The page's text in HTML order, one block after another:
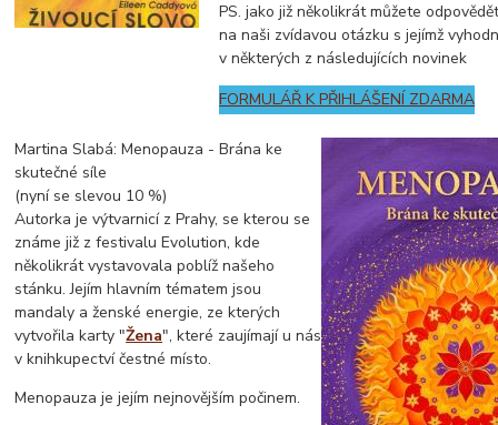
PS. jako již několikrát můžete
na naši zvídavou otázku s jejímž
v některých z následujících novinek
FORMULÁŘ K PŘIHLÁŠENÍ ZDARMA
Martina Slabá: Menopauza - Brána ke
skutečné síle
(nyní se slevou 10 %)
Autorka je výtvarnicí z Prahy, se kterou se
známe již z festivalu Evolution, kde
několikrát vystavovala poblíž našeho
stánku. Jejím hlavním tématem jsou
mandaly a ženské energie, ze kterých
vytvořila karty "Žena", které zaujímají u nás
v knihkupectví čestné místo.
Menopauza je jejím nejnovějším počinem.